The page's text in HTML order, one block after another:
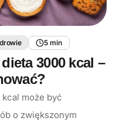
5 min
3000 kcal –
może być
o zwiększonym